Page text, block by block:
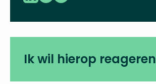
Ik wil hierop reageren